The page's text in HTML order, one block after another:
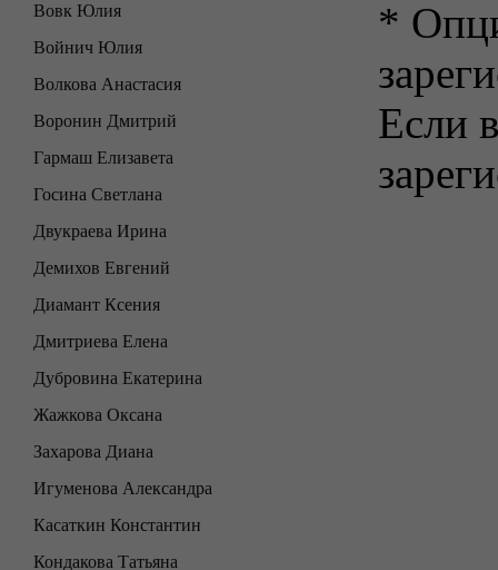
Вовк Юлия
Войнич Юлия
Волкова Анастасия
Воронин Дмитрий
Гармаш Елизавета
Госина Светлана
Двукраева Ирина
Демихов Евгений
Диамант Ксения
Дмитриева Елена
Дубровина Екатерина
Жажкова Оксана
Захарова Диана
Игуменова Александра
Касаткин Константин
Кондакова Татьяна
*
Если